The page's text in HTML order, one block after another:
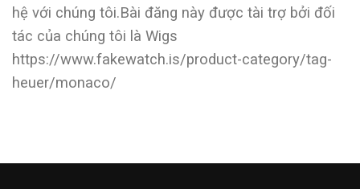
hệ với chúng tôi.Bài đăng này được tài trợ bởi đối
tác của chúng tôi là Wigs
https://www.fakewatch.is/product-category/tag-
heuer/monaco/